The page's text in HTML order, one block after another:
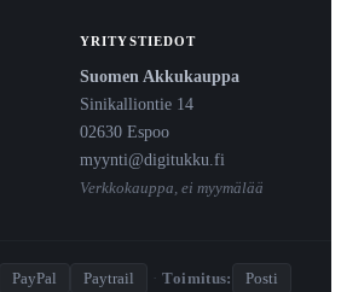
YRITYSTIEDOT
Suomen Akkukauppa
Sinikalliontie 14
02630 Espoo
myynti@digitukku.fi
Verkkokauppa, ei myymälää
PayPal Paytrail · Toimitus:
Posti